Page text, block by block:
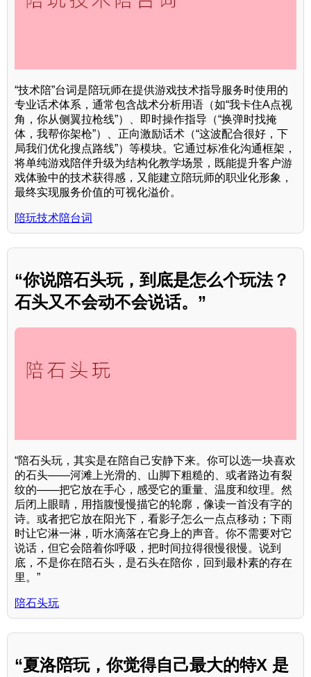
“技术陪”台词是陪玩师在提供游戏技术指导服务时使用的
专业话术体系，通常包含战术分析用语（如“我卡住A点视
角，你从侧翼拉枪线”）、即时操作指导（“换弹时找掩
体，我帮你架枪”）、正向激励话术（“这波配合很好，下
局我们优化搜点路线”）等模块。它通过标准化沟通框架，
将单纯游戏陪伴升级为结构化教学场景，既能提升客户游
戏体验中的技术获得感，又能建立陪玩师的职业化形象，
最终实现服务价值的可视化溢价。
陪玩技术陪台词
“你说陪石头玩，到底是怎么个玩法？
石头又不会动不会说话。”
“陪石头玩，其实是在陪自己安静下来。你可以选一块喜欢
的石头——河滩上光滑的、山脚下粗糙的、或者路边有裂
纹的——把它放在手心，感受它的重量、温度和纹理。然
后闭上眼睛，用指腹慢慢描它的轮廓，像读一首没有字的
诗。或者把它放在阳光下，看影子怎么一点点移动；下雨
时让它淋一淋，听水滴落在它身上的声音。你不需要对它
说话，但它会陪着你呼吸，把时间拉得很慢很慢。说到
底，不是你在陪石头，是石头在陪你，回到最朴素的存在
里。”
陪石头玩
“夏洛陪玩，你觉得自己最大的特X 是